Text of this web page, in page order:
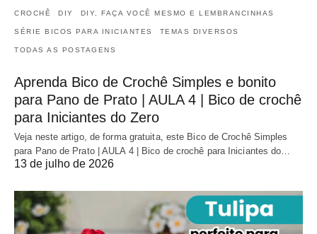
CROCHÊ DIY DIY, FAÇA VOCÊ MESMO E LEMBRANCINHAS
SÉRIE BICOS PARA INICIANTES TEMAS DIVERSOS
TODAS AS POSTAGENS
Aprenda Bico de Crochê Simples e bonito
para Pano de Prato | AULA 4 | Bico de crochê
para Iniciantes do Zero
Veja neste artigo, de forma gratuita, este Bico de Crochê Simples
para Pano de Prato | AULA 4 | Bico de crochê para Iniciantes do…
13 de julho de 2026